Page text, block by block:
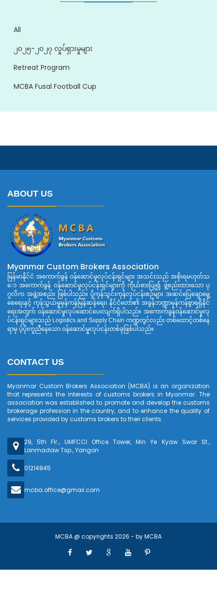
All
၂၀၂၅-၂၀၂၇ လှုပ်ရှားမှုများ
Retreat Program
MCBA Fusal Football Cup
ABOUT US
Myanmar Custom Brokers Association
မြန်မာနိုင်ငံ အကောက်ခွန် ဝန်ဆောင်မှုလုပ်ငန်းရှင်များ အသင်းသည် အစိုးရမဟုတ်သ
ော အကောက်ခွန် ဝန်ဆောင်မှုလုပ်ငန်းရှင်များကို ကိုယ်စားပြု၍ ဖွဲ့စည်းထားသော ပု
ဂ္ဂလိက အဖွဲ့အစည်း ဖြစ်ပါသည်။ ပို့ကုန်သွင်းကုန်လုပ်ငန်းစဉ်များ အဆင်ပြေချောမွေ့
စေရေးနှင့် ကုန်သွယ်မှုမှန်ကန်မြန်ဆန်ရေး၊ နိုင်ငံတော်၏ အခွန်ဘဏ္ဍာမှန်ကန်စွာရရှိနိုင်
ရေးအတွက် ဝန်ဆောင်မှုလုပ်ဆောင်ပေးလျက်ရှိပါသည်။ အကောက်ခွန်ဝန်ဆောင်မှုလု
ပ်ငန်းရှင်များသည် Logistics and Supply Chain ကဏ္ဍတွင်လည်း တစ်ထောင့်တစ်နေ
ရာမှ ပံ့ပိုးကူညီနေသော ဝန်ဆောင်မှုလုပ်ငန်းတစ်ခုဖြစ်ပါသည်။
CONTACT US
Myanmar Custom Brokers Association (MCBA) is an organization
that represents the interests of customs brokers in Myanmar. The
association was established to promote and develop the customs
brokerage profession in the country, and to enhance the quality of
services provided by customs brokers to their clients.
29, 5th Flr., UMFCCI Office Tower, Min Ye Kyaw Swar St.,
Lanmadaw Tsp., Yangon
01214845
mcba.office@gmail.com
MCBA @ copyrights 2026 - byMCBA